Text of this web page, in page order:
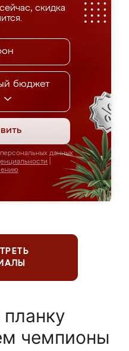
скидка
бюджет
данных
чемпионы